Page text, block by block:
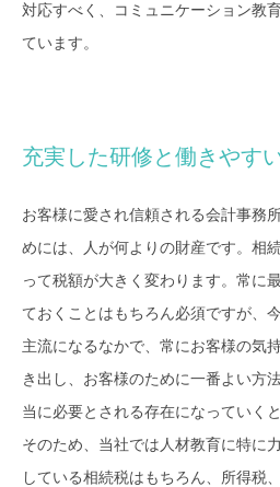
対応すべく、コミュニケーション教
ています。
充実した研修と働きやす
お客様に愛され信頼される会計事務
めには、人が何よりの財産です。相
って税額が大きく変わります。常に
ておくことはもちろん必須ですが、
主流になるなかで、常にお客様の気
き出し、お客様のために一番よい方
当に必要とされる存在になっていく
そのため、当社では人材教育に特に
している相続税はもちろん、所得税